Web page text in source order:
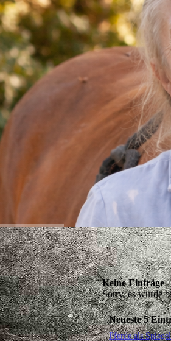
Keine Einträge
Sorry, es wurde
Neueste 5
Pferde als